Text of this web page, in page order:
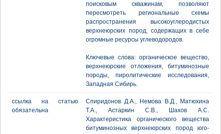
поисковым скважинам, позволяют
пересмотреть региональные схемы
распространения высокоуглеродистых
верхнеюрских пород, содержащих в себе
огромные ресурсы углеводородов.
Ключевые слова: органическое вещество,
верхнеюрские отложения, битуминозные
породы, пиролитические исследования,
Западная Сибирь.
ссылка на статью
обязательна
Спиридонов Д.А., Немова В.Д., Матюхина
Т.А., Астаркин С.В., Шахов А.С.
Характеристика органического вещества
битуминозных верхнеюрских пород юго-